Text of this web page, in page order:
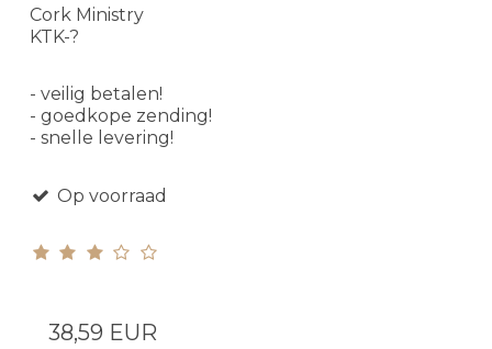
Cork Ministry
KTK-?
- veilig betalen!
- goedkope zending!
- snelle levering!
Op voorraad
38,59 EUR